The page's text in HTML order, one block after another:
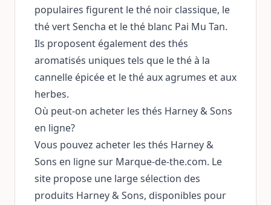
populaires figurent le thé noir classique, le
thé vert Sencha et le thé blanc Pai Mu Tan.
Ils proposent également des thés
aromatisés uniques tels que le thé à la
cannelle épicée et le thé aux agrumes et aux
herbes.
Où peut-on acheter les thés Harney & Sons
en ligne?
Vous pouvez acheter les thés Harney &
Sons en ligne sur Marque-de-the.com. Le
site propose une large sélection des
produits Harney & Sons, disponibles pour